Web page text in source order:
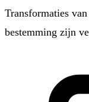
Transformaties
bestemming zijn